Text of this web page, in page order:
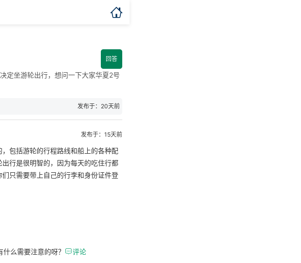

回答
定坐游轮出行，想问一下大家华夏2号
发布于：20天前
发布于：15天前
，包括游轮的行程路线和船上的各种配
行是很明智的，因为每天的吃住行都
只需要带上自己的行李和身份证件登
么需要注意的呀？ 评论